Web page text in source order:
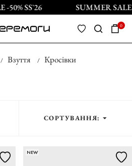
SS`26 SUMMER SALE -
0
Взуття Кросівки
СОРТУВАННЯ:
NEW